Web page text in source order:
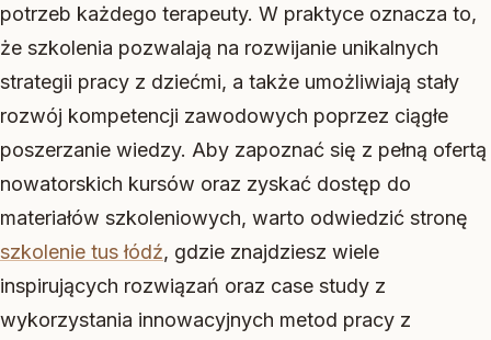
potrzeb każdego terapeuty. W praktyce oznacza to,
że szkolenia pozwalają na rozwijanie unikalnych
strategii pracy z dziećmi, a także umożliwiają stały
rozwój kompetencji zawodowych poprzez ciągłe
poszerzanie wiedzy. Aby zapoznać się z pełną ofertą
nowatorskich kursów oraz zyskać dostęp do
materiałów szkoleniowych, warto odwiedzić stronę
szkolenie tus łódź, gdzie znajdziesz wiele
inspirujących rozwiązań oraz case study z
wykorzystania innowacyjnych metod pracy z